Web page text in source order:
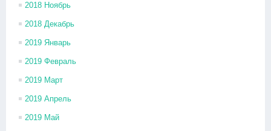
2018 Ноябрь
2018 Декабрь
2019 Январь
2019 Февраль
2019 Март
2019 Апрель
2019 Май